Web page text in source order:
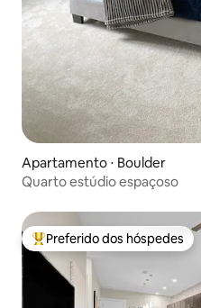
Apartamento ⋅ Boulder
Quarto estúdio espaçoso
Entre os melhores
Preferido dos hóspedes